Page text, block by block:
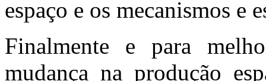
espaço e os mecanismos e
Finalmente e para
mudança na produção